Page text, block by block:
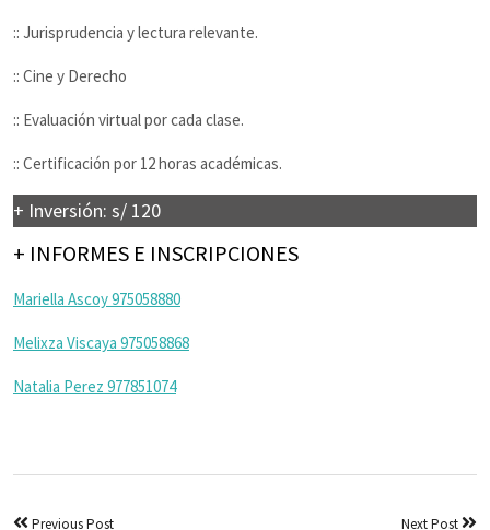
:: Jurisprudencia y lectura relevante.
:: Cine y Derecho
:: Evaluación virtual por cada clase.
:: Certificación por 12 horas académicas.
+ Inversión: s/ 120
+ INFORMES E INSCRIPCIONES
Mariella Ascoy 975058880
Melixza Viscaya 975058868
Natalia Perez 977851074
Previous Post Next Post